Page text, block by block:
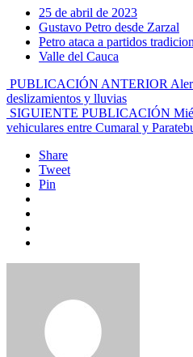
25 de abril de 2023
Gustavo Petro desde Zarzal
Petro ataca a partidos
Valle del Cauca
PUBLICACIÓN ANTERIOR
deslizamientos y lluvias
SIGUIENTE PUBLICACIÓN
vehiculares entre Cumaral y
Share
Tweet
Pin